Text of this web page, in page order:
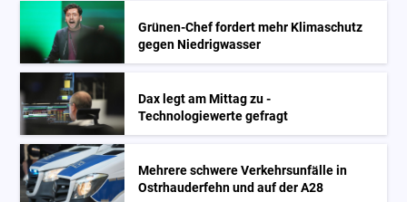
Grünen-Chef fordert mehr Klimaschutz
gegen Niedrigwasser
Dax legt am Mittag zu -
Technologiewerte gefragt
Mehrere schwere Verkehrsunfälle in
Ostrhauderfehn und auf der A28